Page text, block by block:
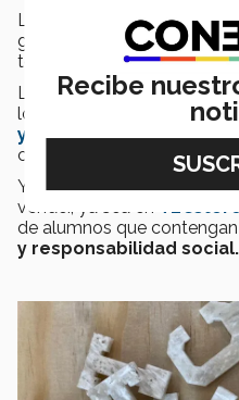
La segunda es reducir
genera el campus terminen
tengan un impacto
La tercera salida es
los
estudiantes de la
y Diseñoen los proyectos
carreras, como prototipos
Y por último,generar
vender, ya sea en TECstore
de alumnos que
y responsabilidad social.
Recibe